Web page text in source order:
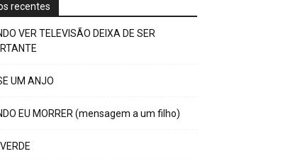
recentes
VER TELEVISÃO DEIXA DE SER
UM ANJO
EU MORRER (mensagem a um filho)